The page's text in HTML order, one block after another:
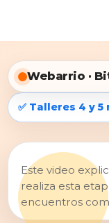
Webarrio ·
✅ Talleres 4 y
Este video
realiza esta
encuentros